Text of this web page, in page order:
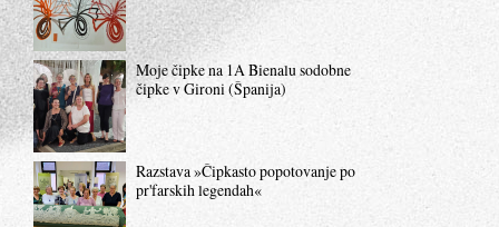
Moje čipke na 1A Bienalu sodobne
čipke v Gironi (Španija)
Razstava »Čipkasto popotovanje po
pr'farskih legendah«